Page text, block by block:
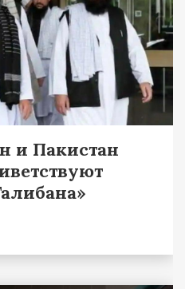
и Пакистан